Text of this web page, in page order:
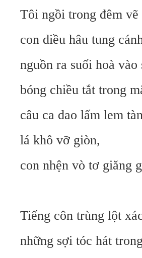
Tôi ngồi trong đêm
con diều hâu tung
nguồn ra suối hoà
bóng chiều tắt trong
câu ca dao lấm lem
lá khô vỡ giòn,
con nhện vò tơ giăng
Tiếng côn trùng lột
những sợi tóc hát